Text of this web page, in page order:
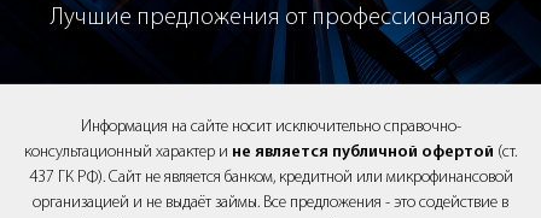
Лучшие предложения от профессионалов
Информация на сайте носит исключительно справочно-
консультационный характер и не является публичной офертой (ст.
437 ГК РФ). Сайт не является банком, кредитной или микрофинансовой
организацией и не выдаёт займы. Все предложения - это содействие в